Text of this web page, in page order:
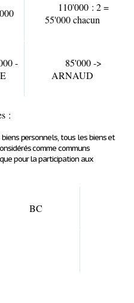
110'000 : 2 =
55'000 chacun
-
85'000 ->
ARNAUD
:
personnels, tous les biens et
comme communs
pour la participation aux
BC